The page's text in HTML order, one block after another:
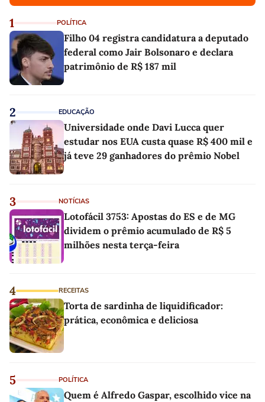
1 POLÍTICA
Filho 04 registra candidatura a deputado
federal como Jair Bolsonaro e declara
patrimônio de R$ 187 mil
2 EDUCAÇÃO
Universidade onde Davi Lucca quer
estudar nos EUA custa quase R$ 400 mil e
já teve 29 ganhadores do prêmio Nobel
3 NOTÍCIAS
Lotofácil 3753: Apostas do ES e de MG
dividem o prêmio acumulado de R$ 5
milhões nesta terça-feira
4 RECEITAS
Torta de sardinha de liquidificador:
prática, econômica e deliciosa
5 POLÍTICA
Quem é Alfredo Gaspar, escolhido vice na